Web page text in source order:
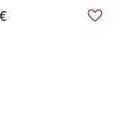
- 110V-120V
cm